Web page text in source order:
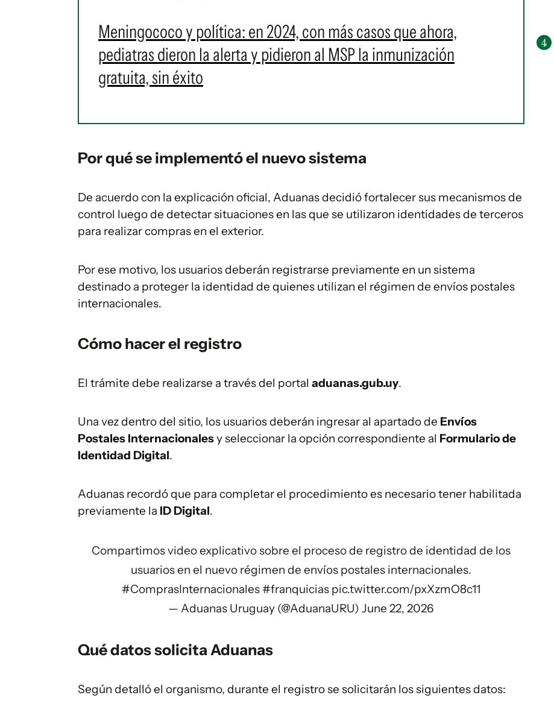
Meningococo y política: en 2024, con más casos que ahora,
pediatras dieron la alerta y pidieron al MSP la inmunización
gratuita, sin éxito
Por qué se implementó el nuevo sistema
De acuerdo con la explicación oficial, Aduanas decidió fortalecer sus mecanismos de
control luego de detectar situaciones en las que se utilizaron identidades de terceros
para realizar compras en el exterior.
Por ese motivo, los usuarios deberán registrarse previamente en un sistema
destinado a proteger la identidad de quienes utilizan el régimen de envíos postales
internacionales.
Cómo hacer el registro
El trámite debe realizarse a través del portal aduanas.gub.uy.
Una vez dentro del sitio, los usuarios deberán ingresar al apartado de Envíos
Postales Internacionalesy seleccionar la opción correspondiente al Formulario de
Identidad Digital.
Aduanas recordó que para completar el procedimiento es necesario tener habilitada
previamente la ID Digital.
Compartimos video explicativo sobre el proceso de registro de identidad de los
usuarios en el nuevo régimen de envíos postales internacionales.
#ComprasInternacionales#franquicias pic.twitter.com/pxXzmO8c11
— Aduanas Uruguay (@AduanaURU)June 22, 2026
Qué datos solicita Aduanas
Según detalló el organismo, durante el registro se solicitarán los siguientes datos: